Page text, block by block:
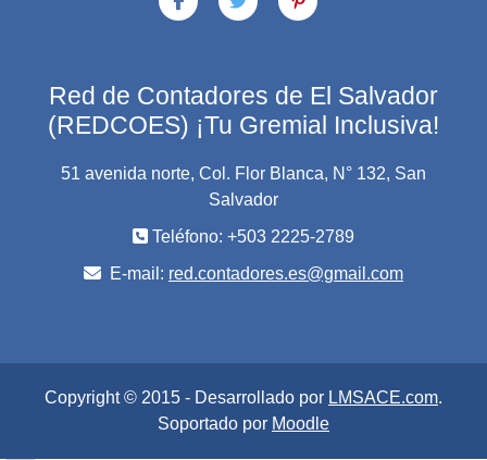
Red de Contadores de El Salvador
(REDCOES) ¡Tu Gremial Inclusiva!
51 avenida norte, Col. Flor Blanca, N° 132, San
Salvador
Teléfono: +503 2225-2789
E-mail: red.contadores.es@gmail.com
Copyright © 2015 - Desarrollado por LMSACE.com.
Soportado por Moodle